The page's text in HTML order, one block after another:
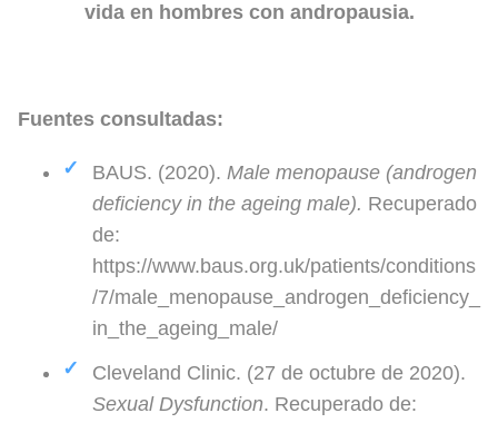
vida en hombres con andropausia.
Fuentes consultadas:
BAUS. (2020). Male menopause (androgen
deficiency in the ageing male). Recuperado
de:
https://www.baus.org.uk/patients/conditions
/7/male_menopause_androgen_deficiency_
in_the_ageing_male/
Cleveland Clinic. (27 de octubre de 2020).
Sexual Dysfunction. Recuperado de: